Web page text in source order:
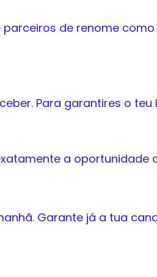
parceiros de renome como
Para garantires o
a
Garante já a tua